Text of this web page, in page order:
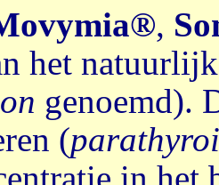
,
het
genoemd).
(